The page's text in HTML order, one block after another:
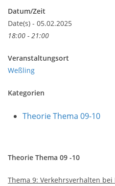
Datum/Zeit
Date(s) - 05.02.2025
18:00 - 21:00
Veranstaltungsort
Weßling
Kategorien
Theorie Thema 09-10
Theorie Thema 09 -10
Thema 9: Verkehrsverhalten bei